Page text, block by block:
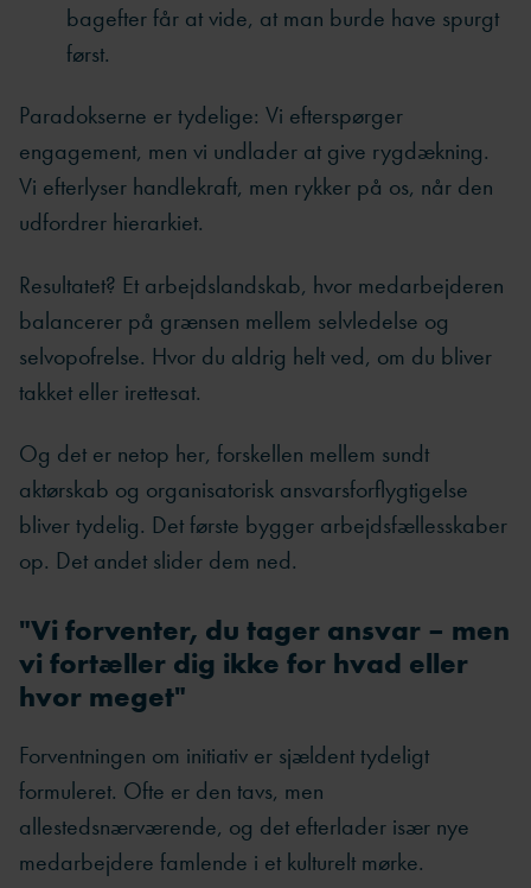
bagefter får at vide, at man burde have spurgt
først.
Paradokserne er tydelige: Vi efterspørger
engagement, men vi undlader at give rygdækning.
Vi efterlyser handlekraft, men rykker på os, når den
udfordrer hierarkiet.
Resultatet? Et arbejdslandskab, hvor medarbejderen
balancerer på grænsen mellem selvledelse og
selvopofrelse. Hvor du aldrig helt ved, om du bliver
takket eller irettesat.
Og det er netop her, forskellen mellem sundt
aktørskab og organisatorisk ansvarsforflygtigelse
bliver tydelig. Det første bygger arbejdsfællesskaber
op. Det andet slider dem ned.
"Vi forventer, du tager ansvar – men
vi fortæller dig ikke for hvad eller
hvor meget"
Forventningen om initiativ er sjældent tydeligt
formuleret. Ofte er den tavs, men
allestedsnærværende, og det efterlader især nye
medarbejdere famlende i et kulturelt mørke.